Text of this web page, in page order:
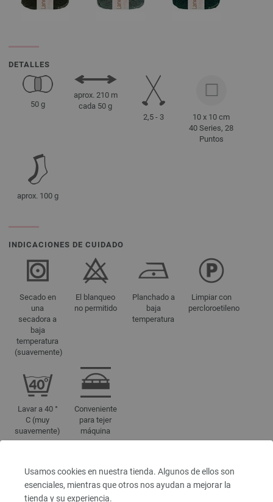
Usamos cookies en nuestra tienda. Algunos de ellos son
esenciales, mientras que otros nos ayudan a mejorar la
tienda y su experiencia.
DETALLES
50 g
aprox. 210 m
cada 50 g
2,5 - 3
10 x 10 cm
40 Series, 28
Puntos
aprox. 100 g
INDICACIONES DE CUIDADO
Secado en
una
secadora a
baja
temperatura
(suavemente)
El blanqueo
no permitido
Planchado a
baja
temperatura
Limpiar con
percloroetileno
Lavar a 40 °
C (muy
suavemente)
Conveniente
para tejer
máquina
REFERENCIAS DE COLORES
1601-violeta oscuro mezcla | EAN: 4033493345866